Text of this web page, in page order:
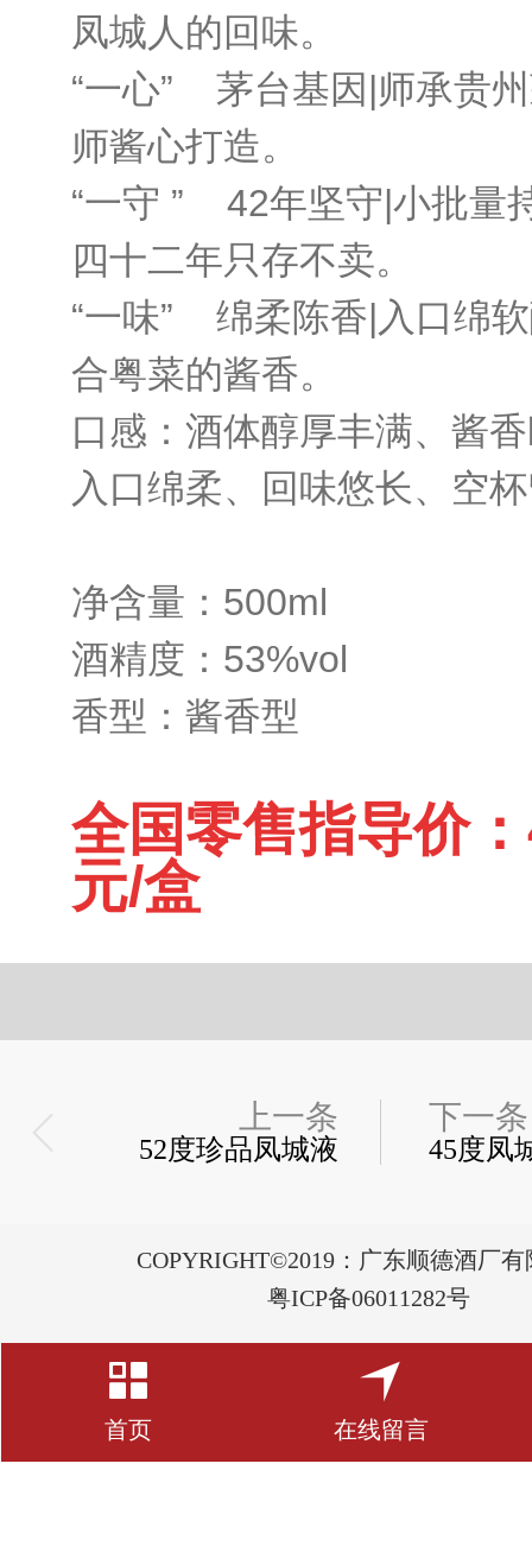
凤城人的回味。
“一心”
茅台基因|师承贵
师酱心打造。
“一守 ”
42年坚守|小批量
四十二年只存不卖。
“一味”
绵柔陈香|入口绵
合粤菜的酱香。
口感：酒体醇厚丰满、酱
入口绵柔、回味悠长、空
净含量：500ml
酒精度：53%vol
香型：酱香型
全国零售指导价
元/盒
上一条
52度珍品凤城液
下一条
45度凤
首页 在线留言
COPYRIGHT©2019：广东顺德酒厂
粤ICP备06011282号